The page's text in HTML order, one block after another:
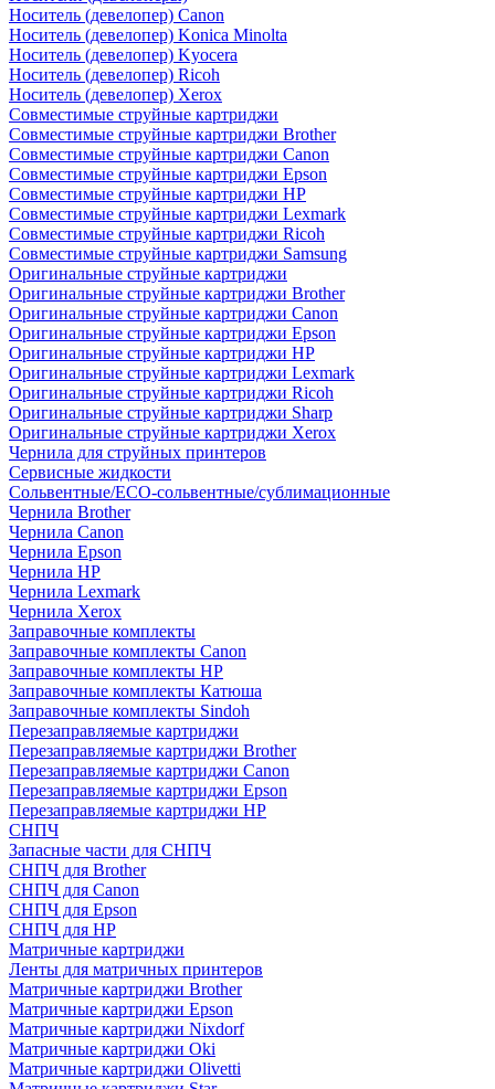
Носитель (девелопер) Canon
Носитель (девелопер) Konica Minolta
Носитель (девелопер) Kyocera
Носитель (девелопер) Ricoh
Носитель (девелопер) Xerox
Совместимые струйные картриджи
Совместимые струйные картриджи Brother
Совместимые струйные картриджи Canon
Совместимые струйные картриджи Epson
Совместимые струйные картриджи HP
Совместимые струйные картриджи Lexmark
Совместимые струйные картриджи Ricoh
Совместимые струйные картриджи Samsung
Оригинальные струйные картриджи
Оригинальные струйные картриджи Brother
Оригинальные струйные картриджи Canon
Оригинальные струйные картриджи Epson
Оригинальные струйные картриджи HP
Оригинальные струйные картриджи Lexmark
Оригинальные струйные картриджи Ricoh
Оригинальные струйные картриджи Sharp
Оригинальные струйные картриджи Xerox
Чернила для струйных принтеров
Сервисные жидкости
Сольвентные/ECO-сольвентные/сублимационные
Чернила Brother
Чернила Canon
Чернила Epson
Чернила HP
Чернила Lexmark
Чернила Xerox
Заправочные комплекты
Заправочные комплекты Canon
Заправочные комплекты HP
Заправочные комплекты Катюша
Заправочные комплекты Sindoh
Перезаправляемые картриджи
Перезаправляемые картриджи Brother
Перезаправляемые картриджи Canon
Перезаправляемые картриджи Epson
Перезаправляемые картриджи HP
СНПЧ
Запасные части для СНПЧ
СНПЧ для Brother
СНПЧ для Canon
СНПЧ для Epson
СНПЧ для HP
Матричные картриджи
Ленты для матричных принтеров
Матричные картриджи Brother
Матричные картриджи Epson
Матричные картриджи Nixdorf
Матричные картриджи Oki
Матричные картриджи Olivetti